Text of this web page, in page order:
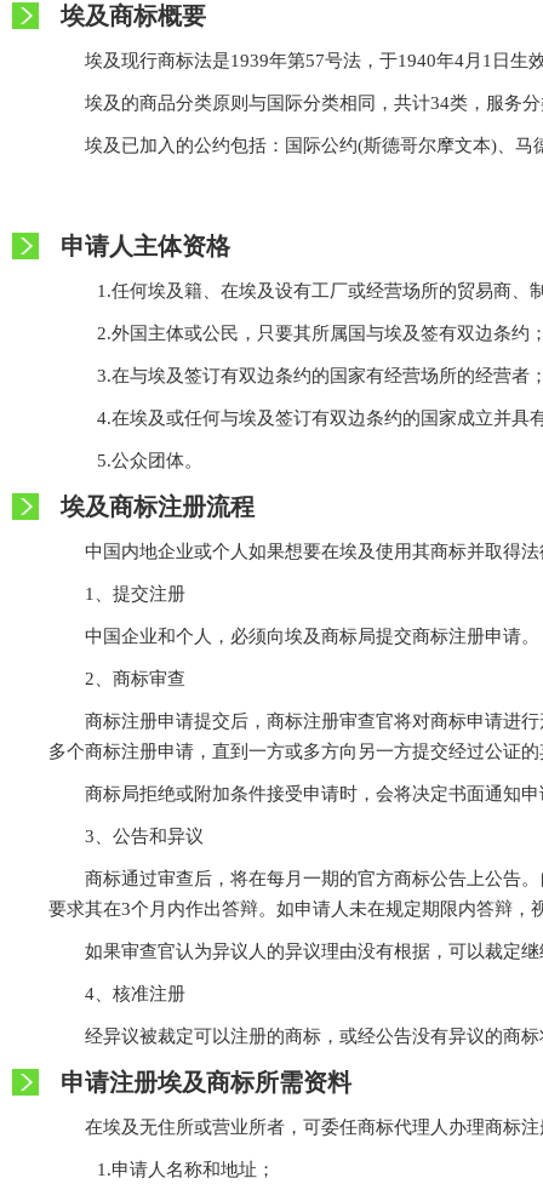
埃及商标概要
埃及现行商标法是1939年第57号法，于1940年4月1日生
埃及的商品分类原则与国际分类相同，共计34类，服务
埃及已加入的公约包括：国际公约(斯德哥尔摩文本)、
申请人主体资格
1.任何埃及籍、在埃及设有工厂或经营场所的贸易商、
2.外国主体或公民，只要其所属国与埃及签有双边条约
3.在与埃及签订有双边条约的国家有经营场所的经营者
4.在埃及或任何与埃及签订有双边条约的国家成立并具
5.公众团体。
埃及商标注册流程
中国内地企业或个人如果想要在埃及使用其商标并取得
1、提交注册
中国企业和个人，必须向埃及商标局提交商标注册申请
2、商标审查
商标注册申请提交后，商标注册审查官将对商标申请进
多个商标注册申请，直到一方或多方向另一方提交经过公证
商标局拒绝或附加条件接受申请时，会将决定书面通知
3、公告和异议
商标通过审查后，将在每月一期的官方商标公告上公告
要求其在3个月内作出答辩。如申请人未在规定期限内答辩，
如果审查官认为异议人的异议理由没有根据，可以裁定
4、核准注册
经异议被裁定可以注册的商标，或经公告没有异议的商
申请注册埃及商标所需资料
在埃及无住所或营业所者，可委任商标代理人办理商标
1.申请人名称和地址；